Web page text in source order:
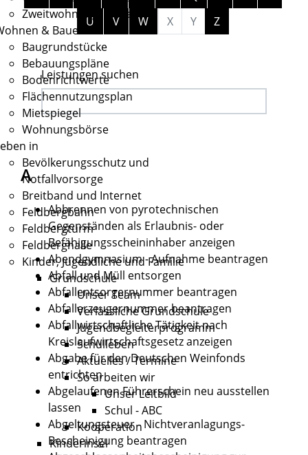
Zweitwohnungssteuer
& Bauen
Baugrundstücke
Bebauungspläne
Bodenrichtwerte
Flächennutzungsplan
Mietspiegel
Wohnungsbörse
in
Bevölkerungsschutz und
Notfallvorsorge
Breitband und Internet
Feldbergbahn
Feldbergturm
Feldberghalle
Kinder, Jugendliche und Familie
Grundschule
Unser Team
Verlässliche Grundschule
Jugendbegleiterprogramm
Schulleben
Aktuelles / Termine
So arbeiten wir
Unser Leitbild
Schul - ABC
Kooperation
Kinderinsel
U
V W X Y Z
Leistungen suchen
A
Abbrennen von pyrotechnischen
Gegenständen als Erlaubnis- oder
Befähigungsscheininhaber anzeigen
Abendgymnasium - Aufnahme beantragen
Abfall und Müll entsorgen
Abfallentsorgernummer beantragen
Abfallerzeugernummer beantragen
Abfallwirtschaftliche Tätigkeit nach
Kreislaufwirtschaftsgesetz anzeigen
Abgabe für den Deutschen Weinfonds
entrichten
Abgelaufenen Führerschein neu ausstellen
lassen
Abgeltungsteuer - Nichtveranlagungs-
Bescheinigung beantragen